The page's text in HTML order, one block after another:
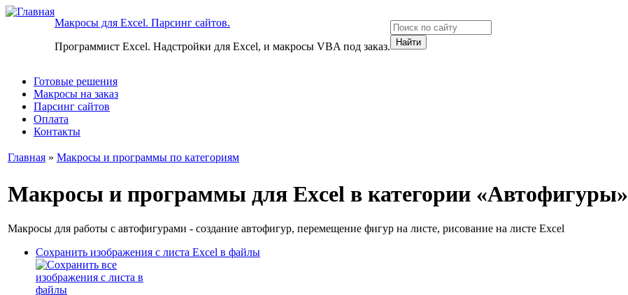
Макросы для Excel. Парсинг сайтов.
Программист Excel. Надстройки для Excel, и макросы VBA под заказ.
Готовые решения
Макросы на заказ
Парсинг сайтов
Оплата
Контакты
Главная » Макросы и программы по категориям
Макросы и программы для Excel в категории «Автофигуры»
Макросы для работы с автофигурами - создание автофигур, перемещение фигур на листе, рисование на листе Excel
Сохранить изображения с листа Excel в файлы